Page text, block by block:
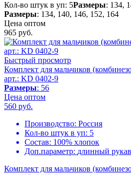
Кол-во штук в уп: 5Размеры: 134,
Размеры: 134, 140, 146, 152, 164
Цена оптом
965 руб.
Быстрый просмотр
Комплект для мальчиков
арт.: KD 0402-9
Размеры: 56
Цена оптом
560 руб.
Производство: Россия
Кол-во штук в уп: 5
Состав: 100% хлопок
Доп.параметр: длинный рукав
Комплект для мальчиков